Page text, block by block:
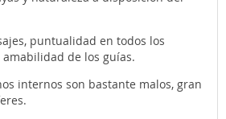
puntualidad en todos los
de los guías.
internos son bastante malos, gran